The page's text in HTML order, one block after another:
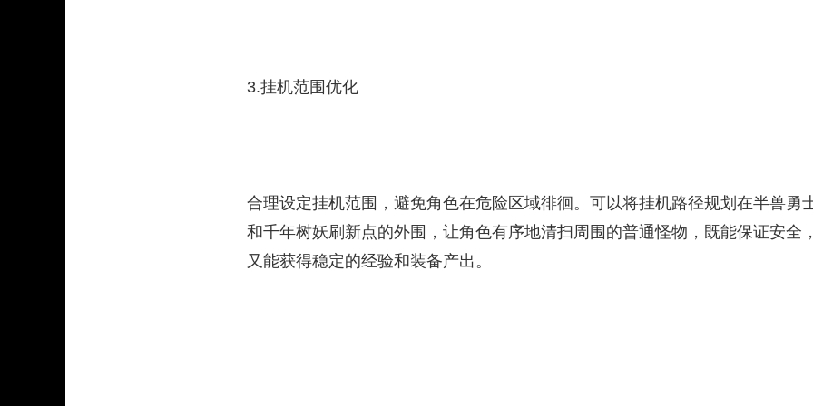
3.挂机范围优化
合理设定挂机范围，避免角色在危险区域徘徊。可以将挂机路径规划在半兽勇
和千年树妖刷新点的外围，让角色有序地清扫周围的普通怪物，既能保证安全
又能获得稳定的经验和装备产出。